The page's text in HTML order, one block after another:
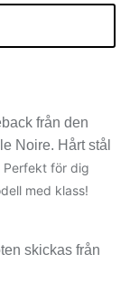
från den
Noire. Hårt stål
Perfekt för dig
med klass!
skickas från